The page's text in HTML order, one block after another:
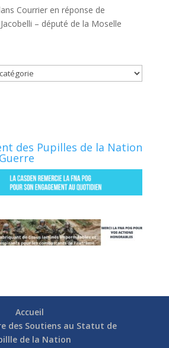
Courrier en réponse de
– député de la Moselle
des Pupilles de la Nation
Accueil
des Soutiens au Statut de
de la Nation